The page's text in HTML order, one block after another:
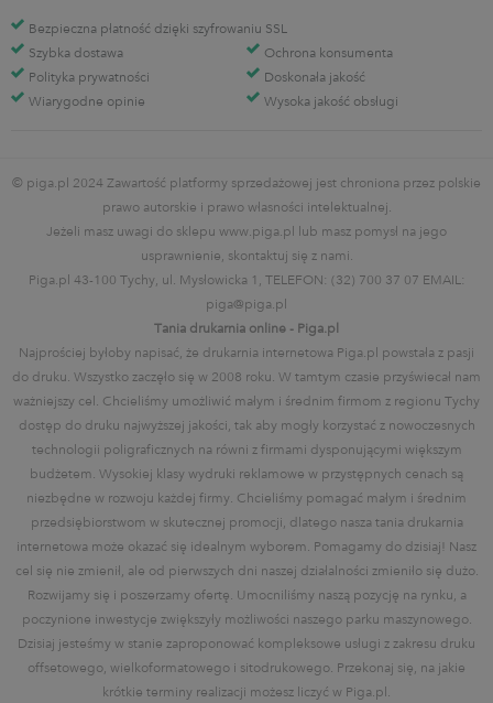
Bezpieczna płatność dzięki szyfrowaniu SSL
Szybka dostawa
Ochrona konsumenta
Polityka prywatności
Doskonała jakość
Wiarygodne opinie
Wysoka jakość obsługi
© piga.pl 2024 Zawartość platformy sprzedażowej jest chroniona przez polskie
prawo autorskie i prawo własności intelektualnej.
Jeżeli masz uwagi do sklepu www.piga.pl lub masz pomysł na jego
usprawnienie, skontaktuj się z nami.
Piga.pl 43-100 Tychy, ul. Mysłowicka 1, TELEFON: (32) 700 37 07 EMAIL:
piga@piga.pl
Tania drukarnia online - Piga.pl
Najprościej byłoby napisać, że drukarnia internetowa Piga.pl powstała z pasji
do druku. Wszystko zaczęło się w 2008 roku. W tamtym czasie przyświecał nam
ważniejszy cel. Chcieliśmy umożliwić małym i średnim firmom z regionu Tychy
dostęp do druku najwyższej jakości, tak aby mogły korzystać z nowoczesnych
technologii poligraficznych na równi z firmami dysponującymi większym
budżetem. Wysokiej klasy wydruki reklamowe w przystępnych cenach są
niezbędne w rozwoju każdej firmy. Chcieliśmy pomagać małym i średnim
przedsiębiorstwom w skutecznej promocji, dlatego nasza tania drukarnia
internetowa może okazać się idealnym wyborem. Pomagamy do dzisiaj! Nasz
cel się nie zmienił, ale od pierwszych dni naszej działalności zmieniło się dużo.
Rozwijamy się i poszerzamy ofertę. Umocniliśmy naszą pozycję na rynku, a
poczynione inwestycje zwiększyły możliwości naszego parku maszynowego.
Dzisiaj jesteśmy w stanie zaproponować kompleksowe usługi z zakresu druku
offsetowego, wielkoformatowego i sitodrukowego. Przekonaj się, na jakie
krótkie terminy realizacji możesz liczyć w Piga.pl.